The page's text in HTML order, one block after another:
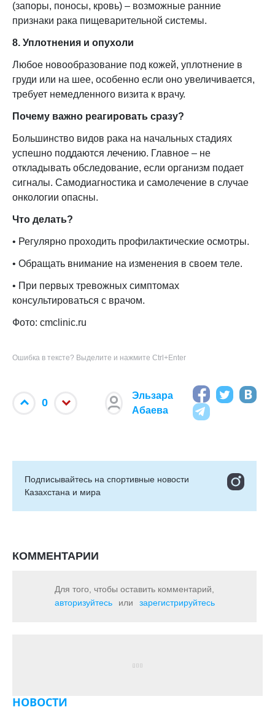
(запоры, поносы, кровь) – возможные ранние
признаки рака пищеварительной системы.
8. Уплотнения и опухоли
Любое новообразование под кожей, уплотнение в
груди или на шее, особенно если оно увеличивается,
требует немедленного визита к врачу.
Почему важно реагировать сразу?
Большинство видов рака на начальных стадиях
успешно поддаются лечению. Главное – не
откладывать обследование, если организм подает
сигналы. Самодиагностика и самолечение в случае
онкологии опасны.
Что делать?
• Регулярно проходить профилактические осмотры.
• Обращать внимание на изменения в своем теле.
• При первых тревожных симптомах
консультироваться с врачом.
Фото: cmclinic.ru
Ошибка в тексте? Выделите и нажмите Ctrl+Enter
0
Эльзара
Абаева
Подписывайтесь на cпортивные новости
Казахстана и мира
КОММЕНТАРИИ
Для того, чтобы оставить комментарий,
авторизуйтесь
или зарегистрируйтесь
НОВОСТИ